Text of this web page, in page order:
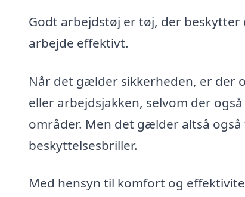
Godt arbejdstøj er tøj, der
arbejde effektivt.
Når det gælder sikkerheden, er der
eller arbejdsjakken, selvom der
områder. Men det gælder altså
beskyttelsesbriller.
Med hensyn til komfort og